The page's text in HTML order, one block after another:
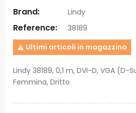
Brand: Lindy
Reference: 38189
 Ultimi articoli in magazzino
Lindy 38189, 0,1 m, DVI-D, VGA (D-
Femmina, Dritto